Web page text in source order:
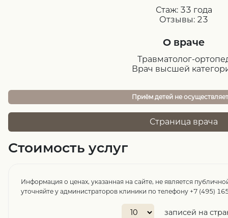
Стаж: 33 года
Отзывы: 23
О враче
Травматолог-
Врач высшей
Приём детей не
Страница врача
Стоимость услуг
Информация о ценах, указанная на сайте, не является
уточняйте у администраторов клиники по телефону +7 (495)
записей на